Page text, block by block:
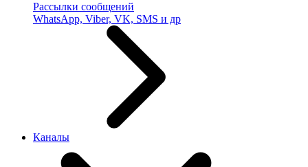
Рассылки сообщений
WhatsApp, Viber, VK, SMS и др
Каналы